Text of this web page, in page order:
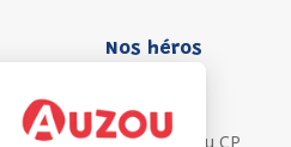
Nos héros
P'tit Loup
Les Héros du CP